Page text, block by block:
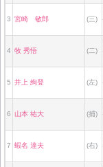
3 宮崎 敏郎 (三)
4 牧 秀悟 (二)
5 井上 絢登 (左)
6 山本 祐大 (捕)
7 蝦名 達夫 (右)